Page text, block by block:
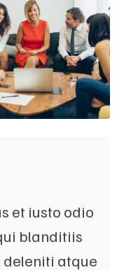
et iusto odio
blanditiis
deleniti atque